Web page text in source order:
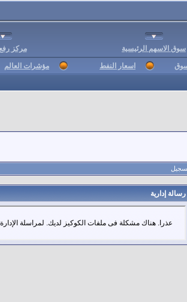
سوق الاسهم الرئيسية مركز
اسعار النفط مؤشرات العالم
رسالة إدارية
عذرا. هناك مشكلة فى ملفات الكوكيز لديك. لمراسلة الإدارة